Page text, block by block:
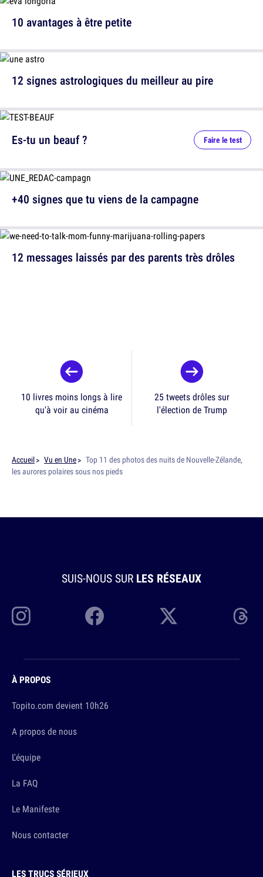
10 avantages à être petite
12 signes astrologiques du meilleur au pire
12 messages laissés par des parents très drôles
Es-tu un beauf ? Faire le test
+40 signes que tu viens de la campagne
10 livres moins longs à lire
qu'à voir au cinéma
25 tweets drôles sur
l'élection de Trump
Accueil Vu en Une
Top 11 des photos des nuits de Nouvelle-Zélande,
les aurores polaires sous nos pieds
SUIS-NOUS SUR LES RÉSEAUX
À PROPOS
Topito.com devient 10h26
A propos de nous
L'équipe
La FAQ
Le Manifeste
Nous contacter
LES TRUCS SÉRIEUX